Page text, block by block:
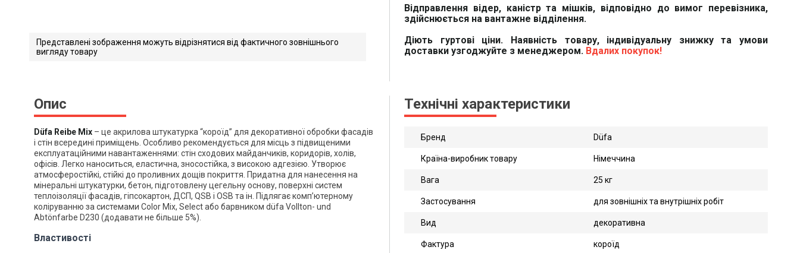
Представлені зображення можуть відрізнятися від фактичного зовнішнього
вигляду товару
Відправлення відер, каністр та мішків, відповідно до вимог перевізника,
здійснюється на вантажне відділення.
Діють гуртові ціни. Наявність товару, індивідуальну знижку та умови
доставки узгоджуйте з менеджером. Вдалих покупок!
Опис
Düfa Reibe Mix – це акрилова штукатурка “короїд” для декоративної обробки фасадів
і стін всередині приміщень. Особливо рекомендується для місць з підвищеними
експлуатаційними навантаженнями: стін сходових майданчиків, коридорів, холів,
офісів. Легко наноситься, еластична, зносостійка, з високою адгезією. Утворює
атмосферостійкі, стійкі до проливних дощів покриття. Придатна для нанесення на
мінеральні штукатурки, бетон, підготовлену цегельну основу, поверхні систем
теплоізоляції фасадів, гіпсокартон, ДСП, QSB і OSB та ін. Підлягає комп’ютерному
коліруванню за системами Color Mix, Select або барвником düfa Vollton- und
Abtönfarbe D230 (додавати не більше 5%).
Властивості
Технічні характеристики
Бренд Düfa
Країна-виробник товару Німеччина
Вага 25 кг
Застосування для зовнішніх та внутрішніх робіт
Вид декоративна
Фактура короїд